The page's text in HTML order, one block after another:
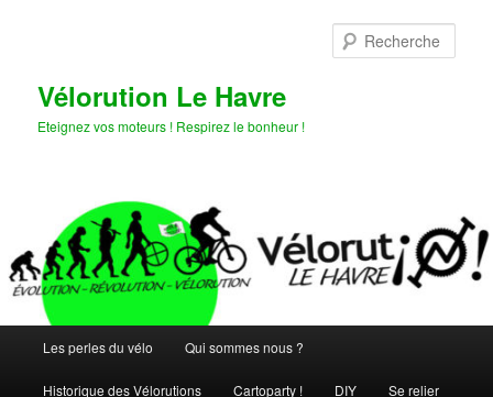
Vélorution Le Havre
Eteignez vos moteurs ! Respirez le bonheur !
principal
Les perles du vélo Qui sommes nous ?
Historique des Vélorutions Cartoparty ! DIY Se relier